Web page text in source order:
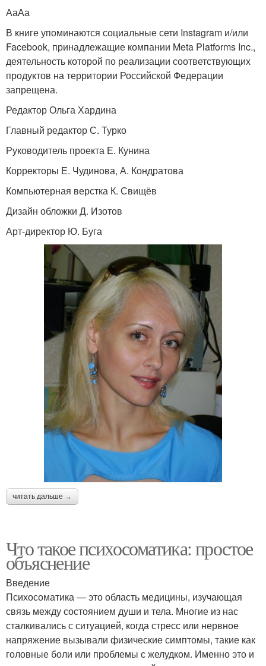
АаАа
В книге упоминаются социальные сети Instagram и/или
Facebook, принадлежащие компании Meta Platforms Inc.,
деятельность которой по реализации соответствующих
продуктов на территории Российской Федерации
запрещена.
Редактор Ольга Хардина
Главный редактор С. Турко
Руководитель проекта Е. Кунина
Корректоры Е. Чудинова, А. Кондратова
Компьютерная верстка К. Свищёв
Дизайн обложки Д. Изотов
Арт-директор Ю. Буга
читать дальше →
Что такое психосоматика: простое
объяснение
Введение
Психосоматика — это область медицины, изучающая
связь между состоянием души и тела. Многие из нас
сталкивались с ситуацией, когда стресс или нервное
напряжение вызывали физические симптомы, такие как
головные боли или проблемы с желудком. Именно это и